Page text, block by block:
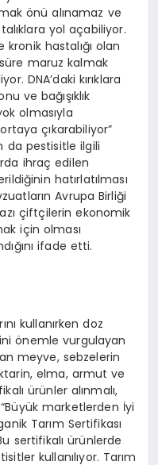
önü alınamaz ve
yol açabiliyor.
hastalığı olan
maruz kalmak
DNA’daki kırıklara
ve bağışıklık
olmasıyla
çıkarabiliyor”
da pestisitle ilgili
ihraç edilen
hatırlatılması
Avrupa Birliği
çiftçilerin ekonomik
için olması
ifade etti.
kullanırken doz
önemle vurgulayan
meyve, sebzelerin
elma, armut ve
ürünler alınmalı,
marketlerden İyi
Tarım Sertifikası
sertifikalı ürünlerde
kullanılıyor. Tarım